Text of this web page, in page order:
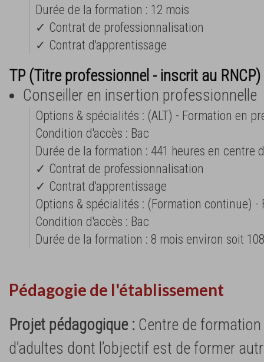
Durée de la formation : 12 mois
✓ Contrat de professionnalisation
✓ Contrat d'apprentissage
TP (Titre professionnel - inscrit au RNCP)
Conseiller en insertion professionnelle
Options & spécialités : (ALT) - Formation en
Condition d'accès : Bac
Durée de la formation : 441 heures en centre
✓ Contrat de professionnalisation
✓ Contrat d'apprentissage
Options & spécialités : (Formation continue)
Condition d'accès : Bac
Durée de la formation : 8 mois environ soit
Pédagogie de l'établissement
Projet pédagogique : Centre de formation
d’adultes dont l’objectif est de former